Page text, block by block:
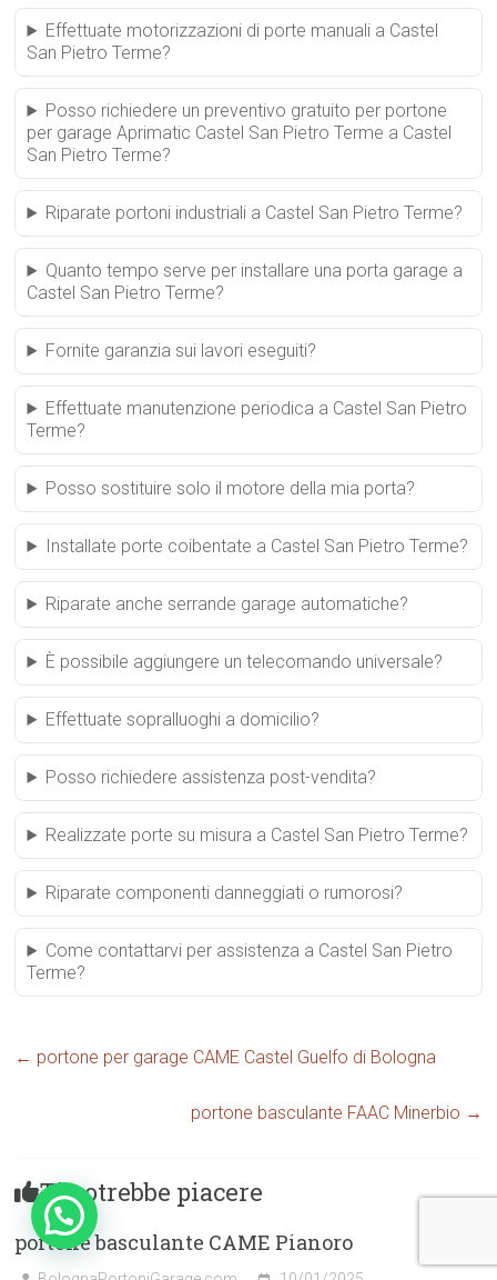
Effettuate motorizzazioni di porte manuali a Castel
San Pietro Terme?
Posso richiedere un preventivo gratuito per portone
per garage Aprimatic Castel San Pietro Terme a Castel
San Pietro Terme?
Riparate portoni industriali a Castel San Pietro Terme?
Quanto tempo serve per installare una porta garage a
Castel San Pietro Terme?
Fornite garanzia sui lavori eseguiti?
Effettuate manutenzione periodica a Castel San Pietro
Terme?
Posso sostituire solo il motore della mia porta?
Installate porte coibentate a Castel San Pietro Terme?
Riparate anche serrande garage automatiche?
È possibile aggiungere un telecomando universale?
Effettuate sopralluoghi a domicilio?
Posso richiedere assistenza post-vendita?
Realizzate porte su misura a Castel San Pietro Terme?
Riparate componenti danneggiati o rumorosi?
Come contattarvi per assistenza a Castel San Pietro
Terme?
← portone per garage CAME Castel Guelfo di Bologna
portone basculante FAAC Minerbio →
Ti potrebbe piacere
portone basculante CAME Pianoro